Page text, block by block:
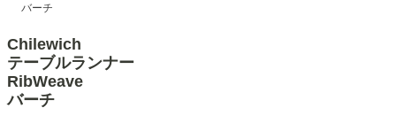
バーチ
Chilewich
テーブルランナー
RibWeave
バーチ